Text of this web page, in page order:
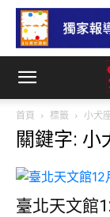
首頁 標籤 小犬
關鍵字: 小
臺北天文館